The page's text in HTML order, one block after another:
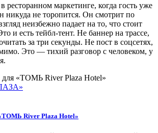
ресторанном маркетинге, когда гость уже
никуда не торопится. Он смотрит по
неизбежно падает на то, что стоит
и есть тейбл-тент. Не баннер на трассе,
за три секунды. Не пост в соцсетях,
Это — тихий разговор с человеком, у
River Plaza Hotel»